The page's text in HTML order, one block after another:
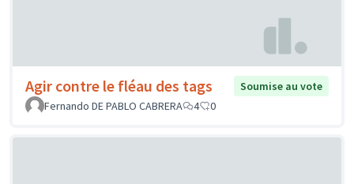
Agir contre le fléau des tags
Soumise au vote
Fernando DE PABLO CABRERA
4 0